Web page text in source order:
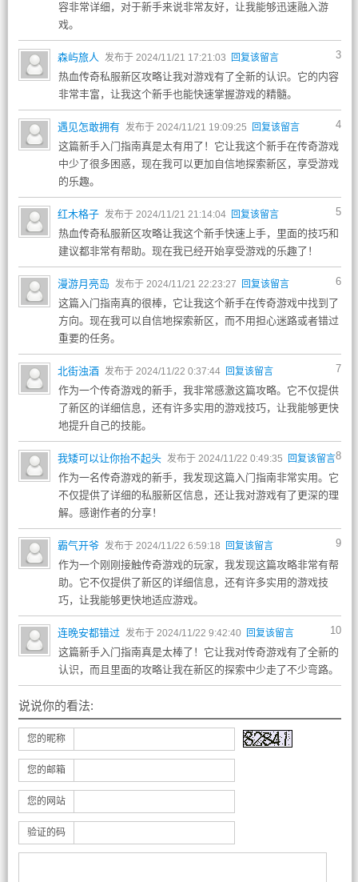
容非常详细，对于新手来说非常友好，让我能够迅速融入游
戏。
3
森屿旅人 发布于 2024/11/21 17:21:03 回复该留言
热血传奇私服新区攻略让我对游戏有了全新的认识。它的内容
非常丰富，让我这个新手也能快速掌握游戏的精髓。
4
遇见怎敢拥有 发布于 2024/11/21 19:09:25 回复该留言
这篇新手入门指南真是太有用了！它让我这个新手在传奇游戏
中少了很多困惑，现在我可以更加自信地探索新区，享受游戏
的乐趣。
5
红木格子 发布于 2024/11/21 21:14:04 回复该留言
热血传奇私服新区攻略让我这个新手快速上手，里面的技巧和
建议都非常有帮助。现在我已经开始享受游戏的乐趣了！
6
漫游月亮岛 发布于 2024/11/21 22:23:27 回复该留言
这篇入门指南真的很棒，它让我这个新手在传奇游戏中找到了
方向。现在我可以自信地探索新区，而不用担心迷路或者错过
重要的任务。
7
北街浊酒 发布于 2024/11/22 0:37:44 回复该留言
作为一个传奇游戏的新手，我非常感激这篇攻略。它不仅提供
了新区的详细信息，还有许多实用的游戏技巧，让我能够更快
地提升自己的技能。
8
我矮可以让你抬不起头 发布于 2024/11/22 0:49:35 回复该留言
作为一名传奇游戏的新手，我发现这篇入门指南非常实用。它
不仅提供了详细的私服新区信息，还让我对游戏有了更深的理
解。感谢作者的分享！
9
霸气开爷 发布于 2024/11/22 6:59:18 回复该留言
作为一个刚刚接触传奇游戏的玩家，我发现这篇攻略非常有帮
助。它不仅提供了新区的详细信息，还有许多实用的游戏技
巧，让我能够更快地适应游戏。
10
连晚安都错过 发布于 2024/11/22 9:42:40 回复该留言
这篇新手入门指南真是太棒了！它让我对传奇游戏有了全新的
认识，而且里面的攻略让我在新区的探索中少走了不少弯路。
说说你的看法:
您的昵称
您的邮箱
您的网站
验证的码